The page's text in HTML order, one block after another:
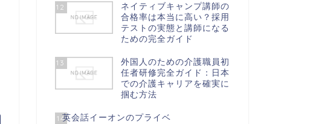
12
ネイティブキャンプ講師の
合格率は本当に高い？採用
テストの実態と講師になる
ための完全ガイド
13
外国人のための介護職員初
任者研修完全ガイド：日本
での介護キャリアを確実に
掴む方法
14英会話イーオンのプライベ